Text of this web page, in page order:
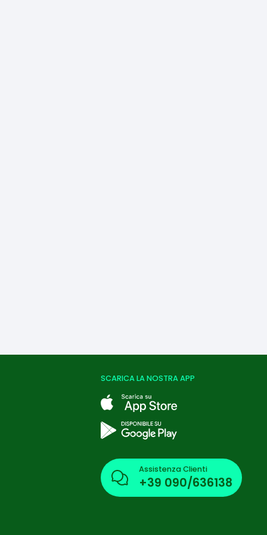
SCARICA LA NOSTRA APP
Assistenza Clienti
+39 090/636138